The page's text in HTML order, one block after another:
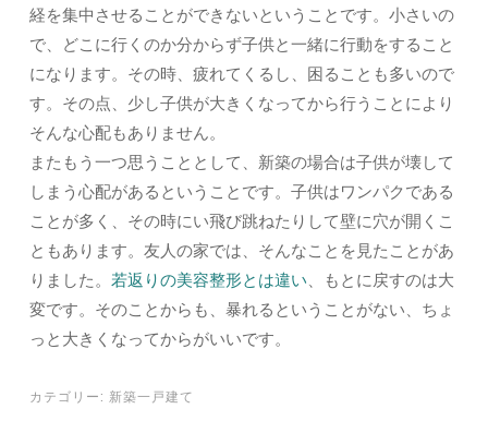
経を集中させることができないということです。小さいの
で、どこに行くのか分からず子供と一緒に行動をすること
になります。その時、疲れてくるし、困ることも多いので
す。その点、少し子供が大きくなってから行うことにより
そんな心配もありません。
またもう一つ思うこととして、新築の場合は子供が壊して
しまう心配があるということです。子供はワンパクである
ことが多く、その時にい飛び跳ねたりして壁に穴が開くこ
ともあります。友人の家では、そんなことを見たことがあ
りました。 若返りの美容整形とは違い、もとに戻すのは大
変です。そのことからも、暴れるということがない、ちょ
っと大きくなってからがいいです。
カテゴリー: 新築一戸建て